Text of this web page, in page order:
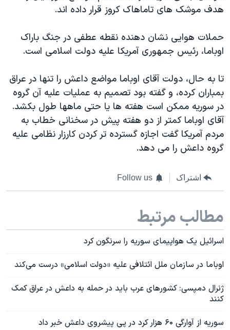
هدف موشک های تاماهاک کروز قرار داده اند.
حملات هوایی نشان دهنده نقطه عطفی در جنگ باراک
اوباما، رئیس جمهوری آمریکا علیه دولت اسلامی است.
تا به حال، دولت آقای اوباما مواضع داعش را تنها در عراق
بمباران کرده، و گفته بود تصمیم به عملیات علیه آن گروه
در سوریه ممکن است هفته ها یا حتی ماهها طول بکشد.
آقای اوباما کمتر از دو هفته پیش در سخنانی خطاب به
مردم آمریکا گفت اجازه گسترده تر کردن کارزار نظامی علیه
گروه داعش را می دهد.
اشتراک Follow us
مطالب مرتبط
اسرائیل یک هواپیمای سوریه را سرنگون کرد
اوباما در سازمان ملل ائتلافی علیه «دولت اسلامی» درست می‌کند
ژنرال دمپسی: کشورهای عرب باید در حمله به داعش در عراق کمک
کنند
سوریه از آوارگی ۶۰ هزار کرد در پی پیشروی داعش خبر داد